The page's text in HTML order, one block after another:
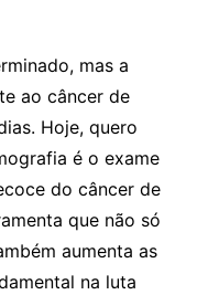
mas a
ao câncer de
Hoje, quero
é o exame
do câncer de
que não só
aumenta as
na luta